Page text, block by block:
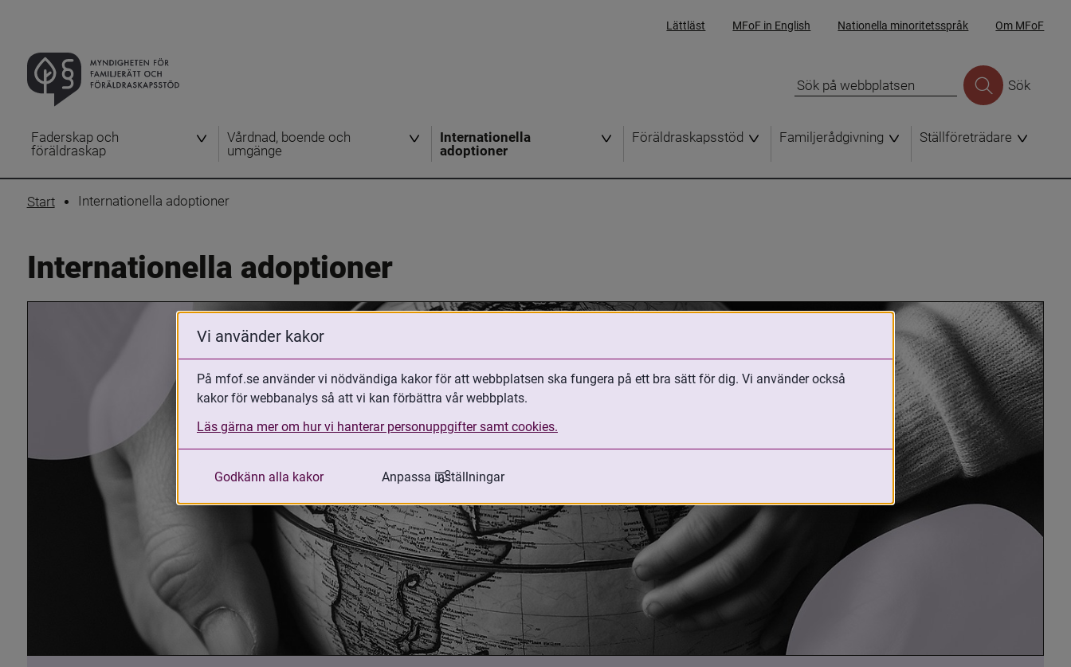
Lättläst MFoF in English Nationella minoritetsspråk Om MFoF
Sök
Faderskap och
föräldraskap
Vårdnad, boende och
umgänge
Internationella
adoptioner
Föräldraskapsstöd Familjerådgivning Ställföreträdare
Start Internationella adoptioner
Internationella adoptioner
Vi använder kakor
På mfof.se använder vi nödvändiga kakor för att webbplatsen ska fungera på ett bra sätt för dig. Vi använder också
kakor för webbanalys så att vi kan förbättra vår webbplats.
Läs gärna mer om hur vi hanterar personuppgifter samt cookies.
Godkänn alla kakor Anpassa inställningar